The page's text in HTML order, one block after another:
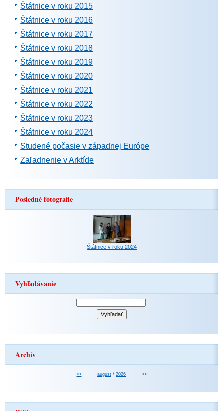
Štátnice v roku 2015
Štátnice v roku 2016
Štátnice v roku 2017
Štátnice v roku 2018
Štátnice v roku 2019
Štátnice v roku 2020
Štátnice v roku 2021
Štátnice v roku 2022
Štátnice v roku 2023
Štátnice v roku 2024
Studené počasie v západnej Európe
Zaľadnenie v Arktíde
Posledné fotografie
Štátnice v roku 2024
Vyhľadávanie
Archív
<< august / 2026 >>